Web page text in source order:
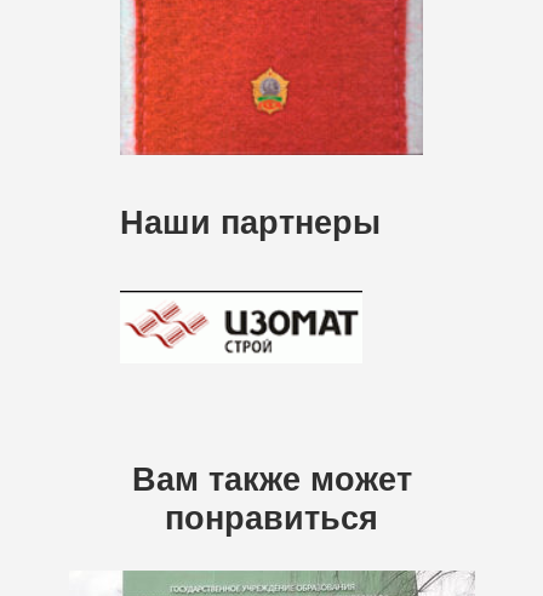
Наши партнеры
Вам также может
понравиться